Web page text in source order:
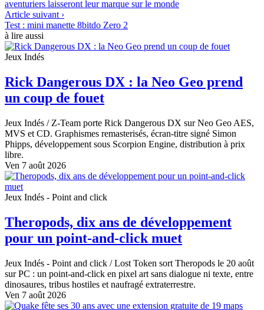
aventuriers laisseront leur marque sur le monde
Article suivant ›
Test : mini manette 8bitdo Zero 2
à lire aussi
Jeux Indés
Rick Dangerous DX : la Neo Geo prend
un coup de fouet
Jeux Indés / Z-Team porte Rick Dangerous DX sur Neo Geo AES,
MVS et CD. Graphismes remasterisés, écran-titre signé Simon
Phipps, développement sous Scorpion Engine, distribution à prix
libre.
Ven 7 août 2026
Jeux Indés - Point and click
Theropods, dix ans de développement
pour un point-and-click muet
Jeux Indés - Point and click / Lost Token sort Theropods le 20 août
sur PC : un point-and-click en pixel art sans dialogue ni texte, entre
dinosaures, tribus hostiles et naufragé extraterrestre.
Ven 7 août 2026